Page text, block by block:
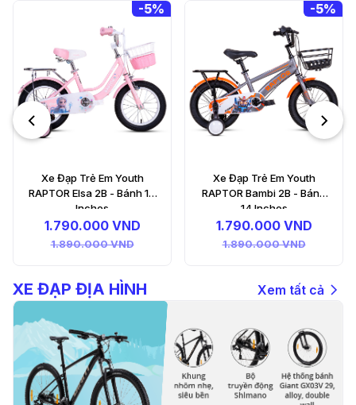
-5%
Xe Đạp Trẻ Em Youth
RAPTOR Bambi 2B - Bánh
14 Inches
1.790.000 VND
1.890.000 VND
-5%
Xe Đạp Trẻ Em Youth BDD
Ava 3 - Bánh 16 Inch
1.790.000 VND
1.890.000 VND
XE ĐẠP ĐỊA HÌNH Xem tất cả